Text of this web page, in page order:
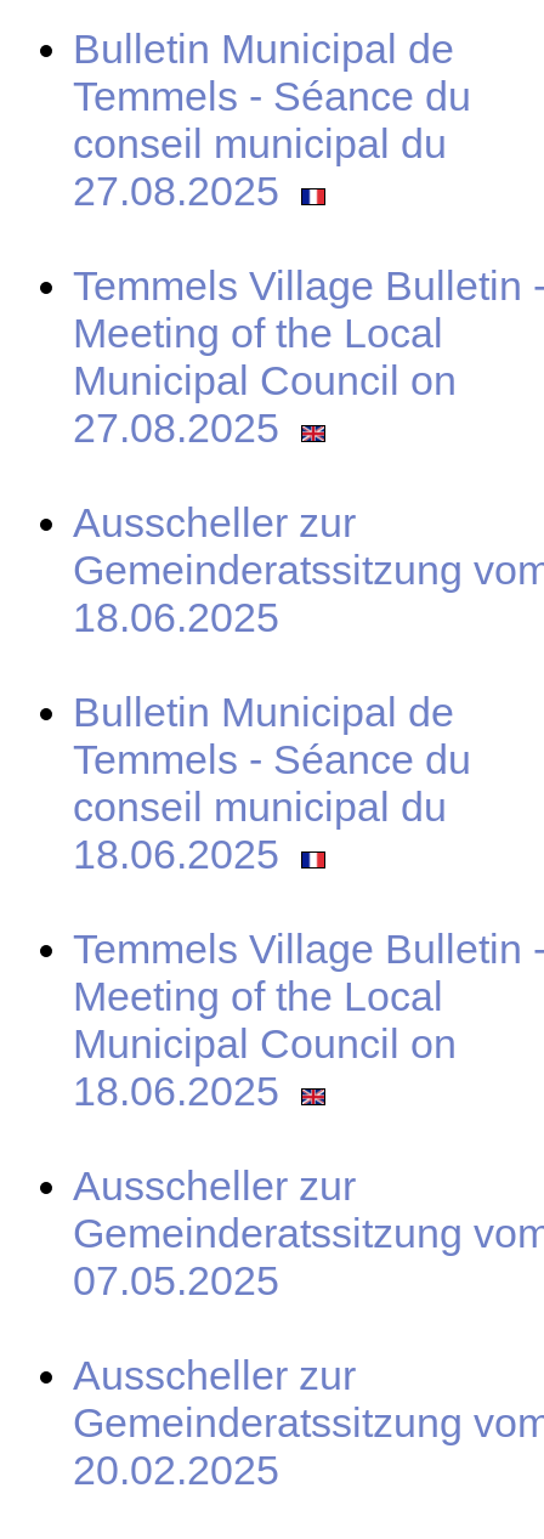
Bulletin Municipal de
Temmels - Séance du
conseil municipal du
27.08.2025
Temmels Village Bulletin
Meeting of the Local
Municipal Council on
27.08.2025
Ausscheller zur
Gemeinderatssitzung
18.06.2025
Bulletin Municipal de
Temmels - Séance du
conseil municipal du
18.06.2025
Temmels Village Bulletin
Meeting of the Local
Municipal Council on
18.06.2025
Ausscheller zur
Gemeinderatssitzung
07.05.2025
Ausscheller zur
Gemeinderatssitzung
20.02.2025